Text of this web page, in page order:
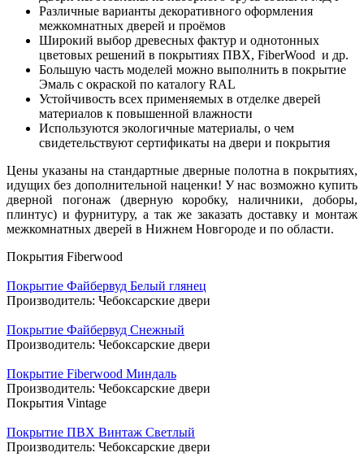
Различные варианты декоративного оформления
межкомнатных дверей и проёмов
Широкий выбор древесных фактур и однотонных
цветовых решений в покрытиях ПВХ, FiberWood и др.
Большую часть моделей можно выполнить в покрытие
Эмаль с окраской по каталогу RAL
Устойчивость всех применяемых в отделке дверей
материалов к повышенной влажности
Используются экологичные материалы, о чем
свидетельствуют сертификаты на двери и покрытия
Цены указаны на стандартные дверные полотна в покрытиях,
идущих без дополнительной наценки! У нас возможно купить
дверной погонаж (дверную коробку, наличники, доборы,
плинтус) и фурнитуру, а так же заказать доставку и монтаж
межкомнатных дверей в Нижнем Новгороде и по области.
Покрытия Fiberwood
Покрытие Файбервуд Белый глянец
Производитель: Чебоксарские двери
Покрытие Файбервуд Снежный
Производитель: Чебоксарские двери
Покрытие Fiberwood Миндаль
Производитель: Чебоксарские двери
Покрытия Vintage
Покрытие ПВХ Винтаж Светлый
Производитель: Чебоксарские двери